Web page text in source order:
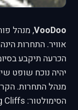
VooDoo, מנהל
אוויר. התחרות
הכרעה תיקבע
יהיה נוכח שופט
מנהל התחרות.
הסימולטור: Flaming Cliffs.